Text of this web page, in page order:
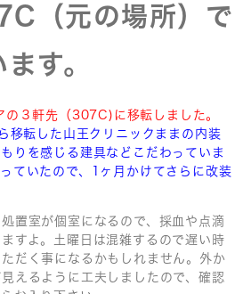
（元の場所）で
す。
３軒先（307C)に移転しました。
移転した山王クリニックままの内装
りを感じる建具などこだわっていま
ていたので、1ヶ月かけてさらに改装
置室が個室になるので、採血や点滴
すよ。土曜日は混雑するので遅い時
だく事になるかもしれません。外か
えるように工夫しましたので、確認